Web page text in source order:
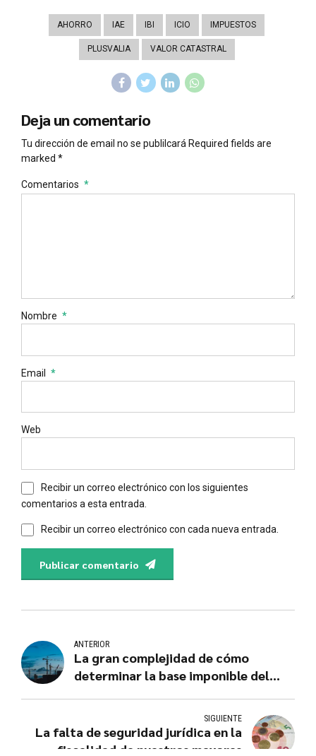
AHORRO IAE IBI ICIO IMPUESTOS
PLUSVALIA VALOR CATASTRAL
Deja un comentario
Tu dirección de email no se publilcará Required fields are
marked *
Comentarios *
Nombre *
Email *
Web
Recibir un correo electrónico con los siguientes
comentarios a esta entrada.
Recibir un correo electrónico con cada nueva entrada.
Publicar comentario
ANTERIOR
La gran complejidad de cómo
determinar la base imponible del
SIGUIENTE
La falta de seguridad jurídica en la
fiscalidad de nuestros mayores